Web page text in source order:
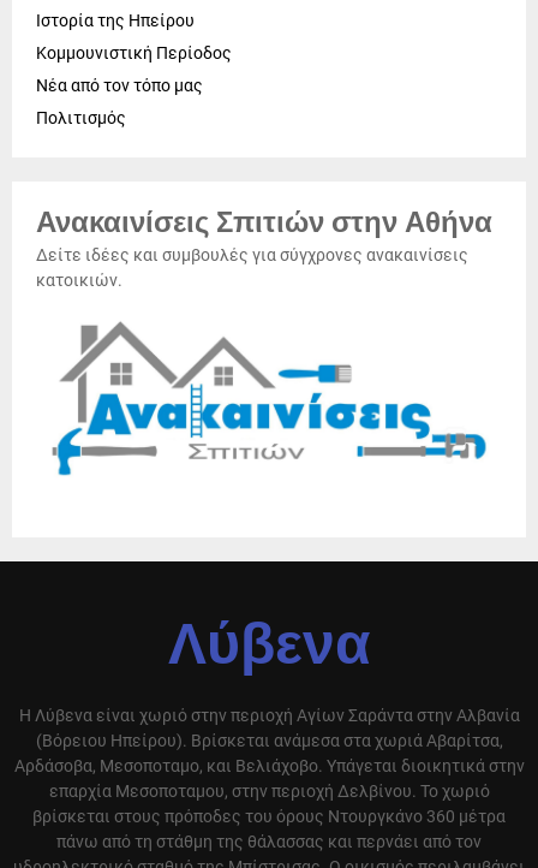
Ιστορία της Ηπείρου
Κομμουνιστική Περίοδος
Νέα από τον τόπο μας
Πολιτισμός
Ανακαινίσεις Σπιτιών στην Αθήνα
Δείτε ιδέες και συμβουλές για σύγχρονες ανακαινίσεις
κατοικιών.
Λύβενα
Η Λύβενα είναι χωριό στην περιοχή Αγίων Σαράντα στην Αλβανία
(Βόρειου Ηπείρου). Βρίσκεται ανάμεσα στα χωριά Αβαρίτσα,
Αρδάσοβα, Μεσοποταμο, και Βελιάχοβο. Υπάγεται διοικητικά στην
επαρχία Μεσοποταμου, στην περιοχή Δελβίνου. Το χωριό
βρίσκεται στους πρόποδες του όρους Ντουργκάνο 360 μέτρα
πάνω από τη στάθμη της θάλασσας και περνάει από τον